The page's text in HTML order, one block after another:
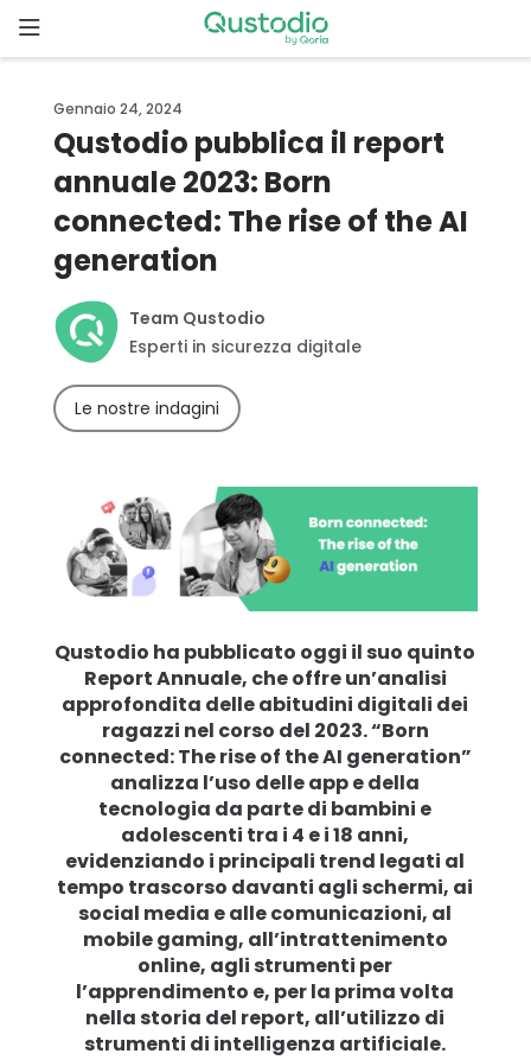
to
content
Perché
Qustodio?
Iniziare
Funzionalità
Downloads
Storie di
famiglia
Assistenza
Accesso Iscriviti
Gennaio 24, 2024
Qustodio pubblica il report
annuale 2023: Born
connected: The rise of the AI
generation
Team Qustodio
Esperti in sicurezza digitale
Le nostre indagini
Qustodio ha pubblicato oggi il suo quinto
Report Annuale, che offre un’analisi
approfondita delle abitudini digitali dei
ragazzi nel corso del 2023. “Born
connected: The rise of the AI generation”
analizza l’uso delle app e della
tecnologia da parte di bambini e
adolescenti tra i 4 e i 18 anni,
evidenziando i principali trend legati al
tempo trascorso davanti agli schermi, ai
social media e alle comunicazioni, al
mobile gaming, all’intrattenimento
online, agli strumenti per
l’apprendimento e, per la prima volta
nella storia del report, all’utilizzo di
strumenti di intelligenza artificiale.